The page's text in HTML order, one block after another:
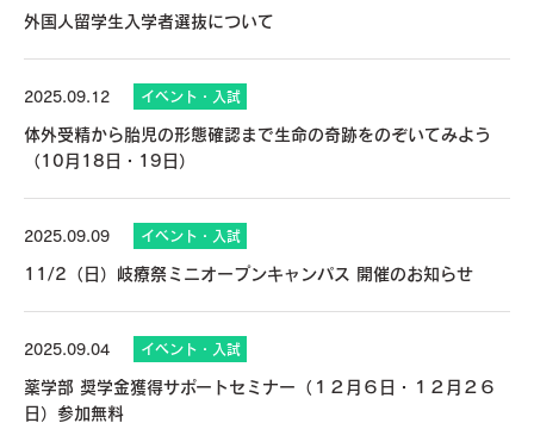
外国人留学生入学者選抜について
2025.09.12 イベント・入試
体外受精から胎児の形態確認まで生命の奇跡をのぞいてみよう
（10月18日・19日）
2025.09.09 イベント・入試
11/2（日）岐療祭ミニオープンキャンパス 開催のお知らせ
2025.09.04 イベント・入試
薬学部 奨学金獲得サポートセミナー（１２月６日・１２月２６
日）参加無料